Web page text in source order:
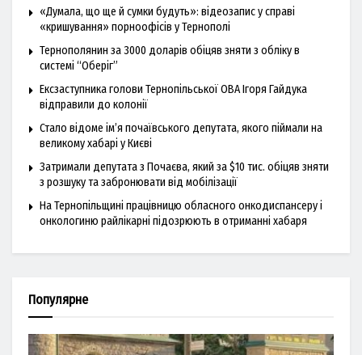
«Думала, що ще й сумки будуть»: відеозапис у справі
«кришування» порноофісів у Тернополі
Тернополянин за 3000 доларів обіцяв зняти з обліку в
системі “Оберіг”
Ексзаступника голови Тернопільської ОВА Ігоря Гайдука
відправили до колонії
Стало відоме ім’я почаївського депутата, якого піймали на
великому хабарі у Києві
Затримали депутата з Почаєва, який за $10 тис. обіцяв зняти
з розшуку та забронювати від мобілізації
На Тернопільщині працівницю обласного онкодиспансеру і
онкологиню райлікарні підозрюють в отриманні хабаря
Популярне